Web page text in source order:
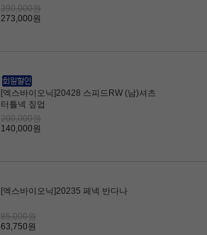
390,000원
273,000원
[엑스바이오닉]20428 스피드RW (남)셔츠
터틀넥 짚업
200,000원
140,000원
[엑스바이오닉]20235 페넥 반다나
85,000원
63,750원